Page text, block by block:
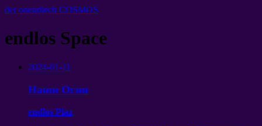
der onendlech COSMOS
endlos Space
2024-01-11
Наши Огни
endlos Plaz